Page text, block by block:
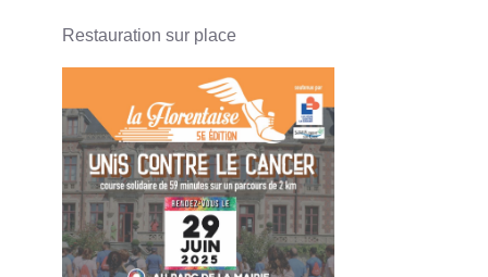
Restauration sur place